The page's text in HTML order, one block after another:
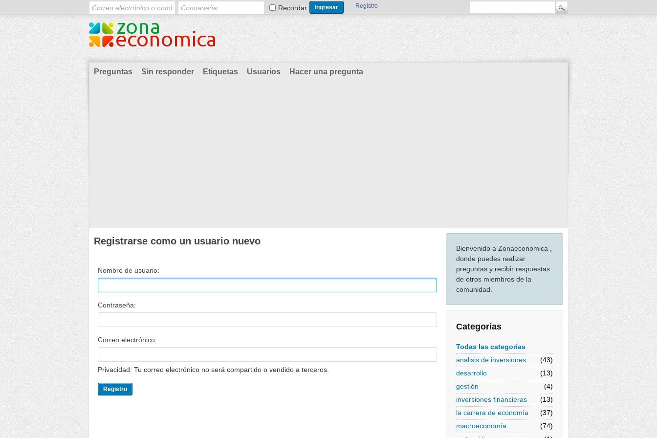
Recordar Registro
Preguntas Sin responder Etiquetas Usuarios Hacer una pregunta
Bienvenido a Zonaeconomica ,
donde puedes realizar
preguntas y recibir respuestas
de otros miembros de la
comunidad.
Categorías
Todas las categorías
analisis de inversiones
(43)
desarrollo
(13)
gestión
(4)
inversiones financieras
(13)
la carrera de economía
(37)
macroeconomía
(74)
Registrarse como un usuario nuevo
Nombre de usuario:
Contraseña:
Correo electrónico:
Privacidad: Tu correo electrónico no será compartido o vendido a terceros.